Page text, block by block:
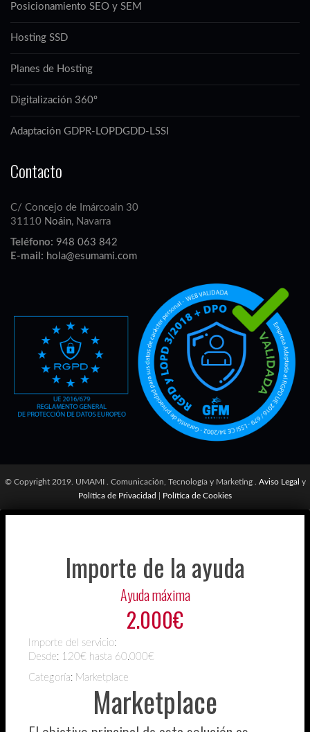
Posicionamiento SEO y SEM
Hosting SSD
Planes de Hosting
Digitalización 360º
Adaptación GDPR-LOPDGDD-LSSI
Contacto
C/ Concejo de Imárcoain 30
31110 Noáin, Navarra
Teléfono: 948 063 842
E-mail: hola@esumami.com
© Copyright 2019. UMAMI . Comunicación, Tecnología y Marketing . Aviso Legal y
Política de Privacidad
Política de Cookies
Importe de la ayuda
Ayuda máxima
2.000€
Importe del servicio:
Desde: 120€ hasta 60.000€
Categoría: Marketplace
Marketplace